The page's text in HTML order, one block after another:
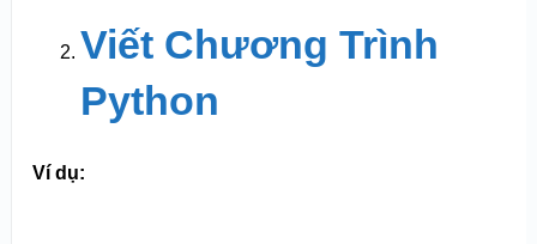
Viết Chương Trình
Python
Ví dụ: